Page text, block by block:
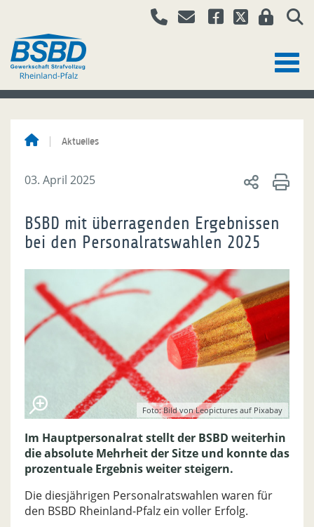
Aktuelles
03. April 2025
BSBD mit überragenden Ergebnissen
bei den Personalratswahlen 2025
Foto: Bild von Leopictures auf Pixabay
Im Hauptpersonalrat stellt der BSBD weiterhin
die absolute Mehrheit der Sitze und konnte das
prozentuale Ergebnis weiter steigern.
Die diesjährigen Personalratswahlen waren für
den BSBD Rheinland-Pfalz ein voller Erfolg.